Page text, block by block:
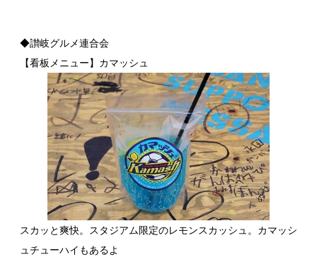
◆讃岐グルメ連合会
【看板メニュー】カマッシュ
スカッと爽快。スタジアム限定のレモンスカッシュ。カマッシ
ュチューハイもあるよ